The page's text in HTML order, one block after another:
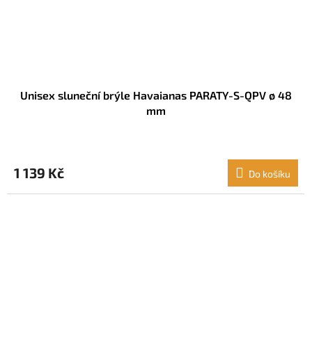
Unisex sluneční brýle Havaianas PARATY-S-QPV ø 48
mm
1 139 Kč Do košíku